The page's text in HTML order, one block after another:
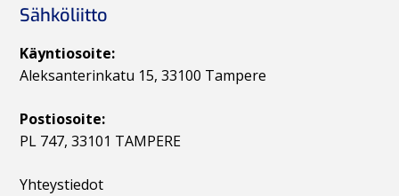
Sähköliitto
Käyntiosoite:
Aleksanterinkatu 15, 33100 Tampere
Postiosoite:
PL 747, 33101 TAMPERE
Yhteystiedot